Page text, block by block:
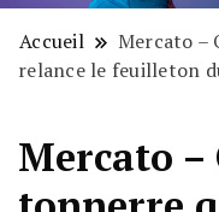
Accueil
Mercato –
relance le feuilleton
Mercato –